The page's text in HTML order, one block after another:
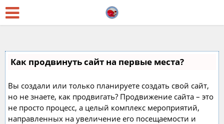
Как продвинуть сайт на первые места?
Вы создали или только планируете создать свой сайт,
но не знаете, как продвигать? Продвижение сайта – это
не просто процесс, а целый комплекс мероприятий,
направленных на увеличение его посещаемости и